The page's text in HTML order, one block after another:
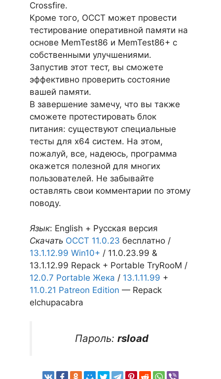
Crossfire.
Кроме того, OCCT может провести
тестирование оперативной памяти на
основе MemTest86 и MemTest86+ с
собственными улучшениями.
Запустив этот тест, вы сможете
эффективно проверить состояние
вашей памяти.
В завершение замечу, что вы также
сможете протестировать блок
питания: существуют специальные
тесты для x64 систем. На этом,
пожалуй, все, надеюсь, программа
окажется полезной для многих
пользователей. Не забывайте
оставлять свои комментарии по этому
поводу.
Язык: English + Русская версия
Скачать OCCT 11.0.23 бесплатно /
13.1.12.99 Win10+ / 11.0.23.99 &
13.1.12.99 Repack + Portable TryRooM /
12.0.7 Portable Жека / 13.1.11.99 +
11.0.21 Patreon Edition — Repack
elchupacabra
Пароль: rsload